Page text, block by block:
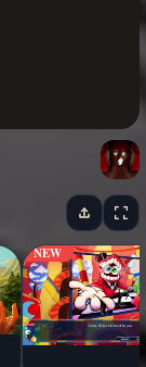
NEW